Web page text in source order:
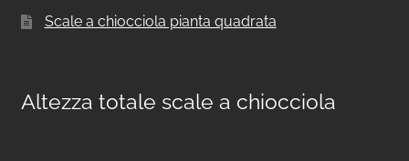
Scale a chiocciola pianta quadrata
Altezza totale scale a chiocciola